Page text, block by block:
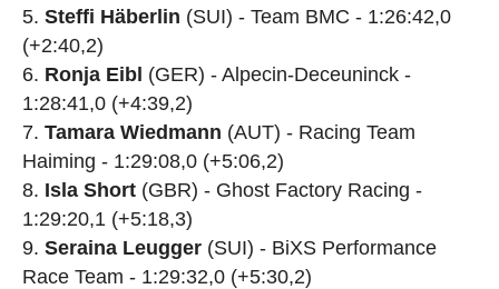
Steffi Häberlin (SUI) - Team BMC - 1:26:42,0
(+2:40,2)
Ronja Eibl (GER) - Alpecin-Deceuninck -
1:28:41,0 (+4:39,2)
Tamara Wiedmann (AUT) - Racing Team
Haiming - 1:29:08,0 (+5:06,2)
Isla Short(GBR) - Ghost Factory Racing -
1:29:20,1 (+5:18,3)
Seraina Leugger(SUI) - BiXS Performance
Race Team - 1:29:32,0 (+5:30,2)